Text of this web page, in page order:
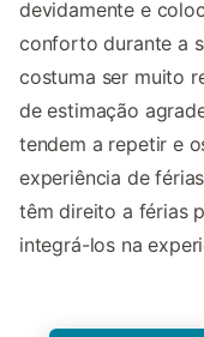
devidamente e
conforto durante a
costuma ser muito
de estimação
tendem a repetir e
experiência de
têm direito a férias
integrá-los na